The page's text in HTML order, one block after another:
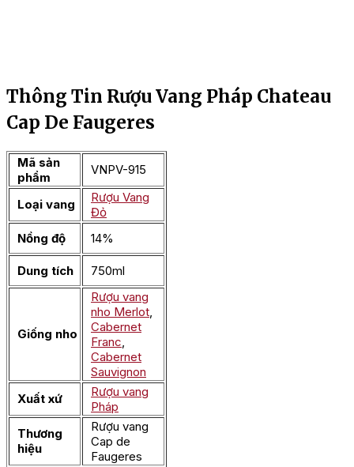
Thông Tin Rượu Vang Pháp Chateau
Cap De Faugeres
Mã sản
phẩm
VNPV-915
Loại vang
Rượu Vang
Đỏ
Nồng độ
14%
Dung tích 750ml
Giống nho
Rượu vang
nho Merlot
Cabernet
Franc
Cabernet
Sauvignon
Xuất xứ
Rượu vang
Pháp
Thương
hiệu
Rượu vang
Cap de
Faugeres